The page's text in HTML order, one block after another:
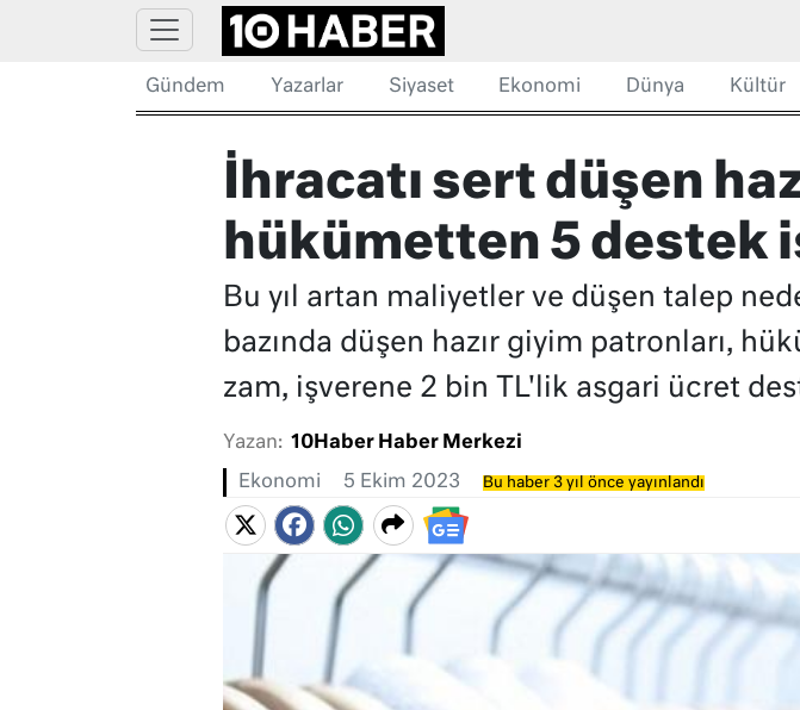
Gündem Yazarlar Siyaset Ekonomi Dünya Kültür
İhracatı sert düşen
hükümetten 5 destek
Bu yıl artan maliyetler ve düşen talep
bazında düşen hazır giyim patronları,
zam, işverene 2 bin TL'lik asgari ücret
Yazan: 10Haber Haber Merkezi
Ekonomi 5 Ekim 2023 Bu haber 3 yıl önce yayınlandı